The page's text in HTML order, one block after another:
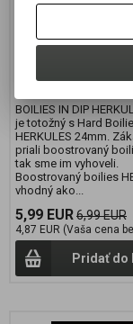
Katalógové číslo:
Záruka (mesiacov):24
Počet v balení:1 ks
BOILIES IN DIP
je totožný s Hard
HERKULES 24mm.
priali boostrovaný
tak sme im vyhoveli.
Boostrovaný boilies
vhodný ako...
5,99 EUR6,99 EUR
4,87 EUR (Vaša cena
Pridať do